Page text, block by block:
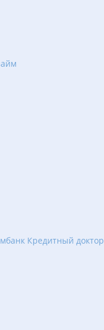
Кредитный доктор